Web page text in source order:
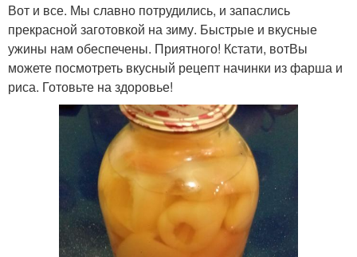
Вот и все. Мы славно потрудились, и запаслись
прекрасной заготовкой на зиму. Быстрые и вкусные
ужины нам обеспечены. Приятного! Кстати, вотВы
можете посмотреть вкусный рецепт начинки из фарша и
риса. Готовьте на здоровье!